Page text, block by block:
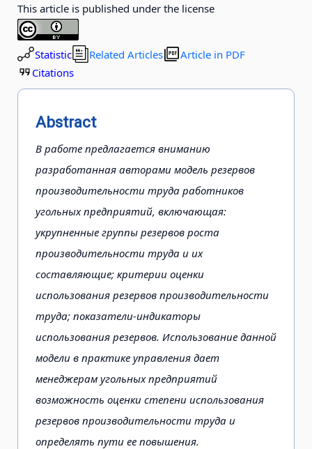
This article is published under the license
Statistic Related Articles
Article in PDF
Citations
Abstract
В работе предлагается вниманию
разработанная авторами модель резервов
производительности труда работников
угольных предприятий, включающая:
укрупненные группы резервов роста
производительности труда и их
составляющие; критерии оценки
использования резервов производительности
труда; показатели-индикаторы
использования резервов. Использование данной
модели в практике управления дает
менеджерам угольных предприятий
возможность оценки степени использования
резервов производительности труда и
определять пути ее повышения.